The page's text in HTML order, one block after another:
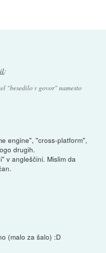
:
"besedilo v govor" namesto
engine", "cross-platform",
drugih.
v angleščini. Mislim da
(malo za šalo) :D